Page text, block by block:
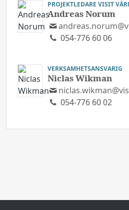
PROJEKTLEDARE VISIT
Andreas Norum
054-776 60 06
VERKSAMHETSANSVARIG
Niclas Wikman
054-776 60 02